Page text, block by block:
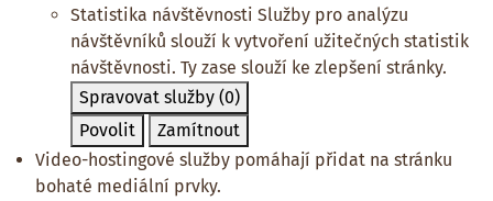
Statistika návštěvnosti Služby pro analýzu
návštěvníků slouží k vytvoření užitečných statistik
návštěvnosti. Ty zase slouží ke zlepšení stránky.
Spravovat služby (0)
Povolit
Zamítnout
Video-hostingové služby pomáhají přidat na stránku
bohaté mediální prvky.